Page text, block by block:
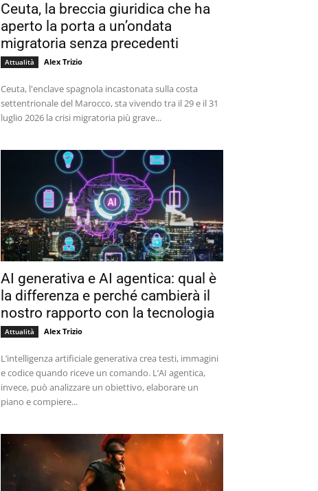
Ceuta, la breccia giuridica che ha
aperto la porta a un’ondata
migratoria senza precedenti
Attualità Alex Trizio
Ceuta, l'enclave spagnola incastonata sulla costa
settentrionale del Marocco, sta vivendo tra il 29 e il 31
luglio 2026 la crisi migratoria più grave...
AI generativa e AI agentica: qual è
la differenza e perché cambierà il
nostro rapporto con la tecnologia
Attualità Alex Trizio
L’intelligenza artificiale generativa crea testi, immagini
e codice quando riceve un comando. L’AI agentica,
invece, può analizzare un obiettivo, elaborare un
piano e compiere...